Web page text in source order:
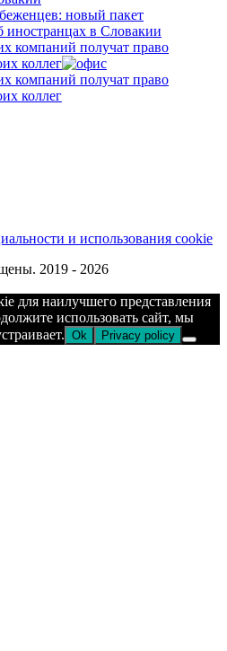
новый пакет
иностранцах в Словакии
компаний получат право
коллег
компаний получат право
коллег
и использования cookie
2019 - 2026
для наилучшего представления
использовать сайт, мы
Ok Privacy policy